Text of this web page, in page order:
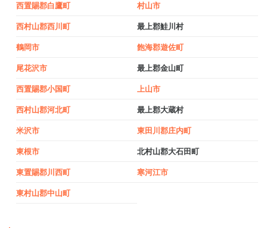
西置賜郡白鷹町 村山市
西村山郡西川町 最上郡鮭川村
鶴岡市 飽海郡遊佐町
尾花沢市 最上郡金山町
西置賜郡小国町 上山市
西村山郡河北町 最上郡大蔵村
米沢市 東田川郡庄内町
東根市 北村山郡大石田町
東置賜郡川西町 寒河江市
東村山郡中山町